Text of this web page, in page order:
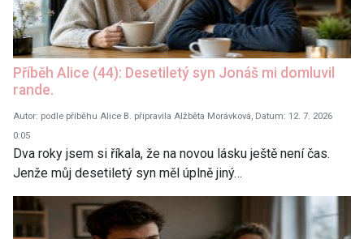
Příběh Alice (44): Desetiletý syn Jonáš mi domluvil
rande.
Autor: podle příběhu Alice B. připravila Alžběta Morávková, Datum: 12. 7. 2026
0:05
Dva roky jsem si říkala, že na novou lásku ještě není čas.
Jenže můj desetiletý syn měl úplně jiný…